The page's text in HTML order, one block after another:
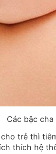
Các bậc
trẻ thì
thích hệ